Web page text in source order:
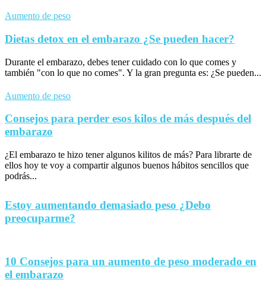
Aumento de peso
Dietas detox en el embarazo ¿Se pueden hacer?
Durante el embarazo, debes tener cuidado con lo que comes y
también "con lo que no comes". Y la gran pregunta es: ¿Se pueden...
Aumento de peso
Consejos para perder esos kilos de más después del
embarazo
¿El embarazo te hizo tener algunos kilitos de más? Para librarte de
ellos hoy te voy a compartir algunos buenos hábitos sencillos que
podrás...
Estoy aumentando demasiado peso ¿Debo
preocuparme?
10 Consejos para un aumento de peso moderado en
el embarazo